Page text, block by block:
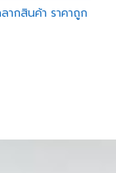
ากสินค้า ราคาถูก